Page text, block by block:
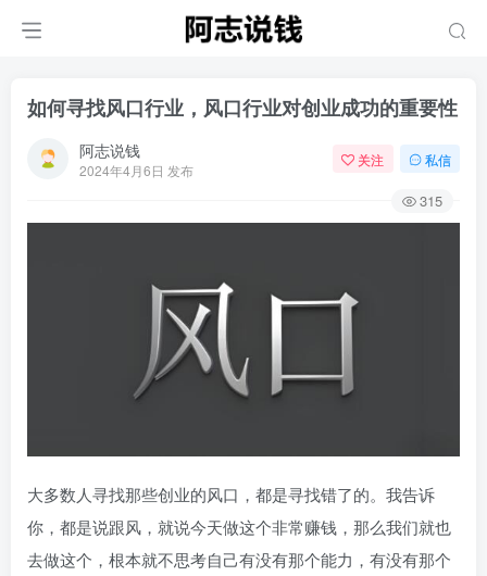
如何寻找风口行业，风口行业对创业成功的重要性
阿志说钱
2024年4月6日 发布
关注 私信
315
大多数人寻找那些创业的风口，都是寻找错了的。我告诉
你，都是说跟风，就说今天做这个非常赚钱，那么我们就也
去做这个，根本就不思考自己有没有那个能力，有没有那个